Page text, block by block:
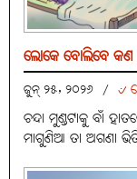
ଲୋକେ ବୋଲିବେ କଣ
ଜୁନ୍ ୨୫, ୨୦୨୬ / ୰
ଚନ୍ଦା ମୁଣ୍ଡଟାକୁ ବାଁ
ମାଗୁଣିଆ ତା ଅଗଣା